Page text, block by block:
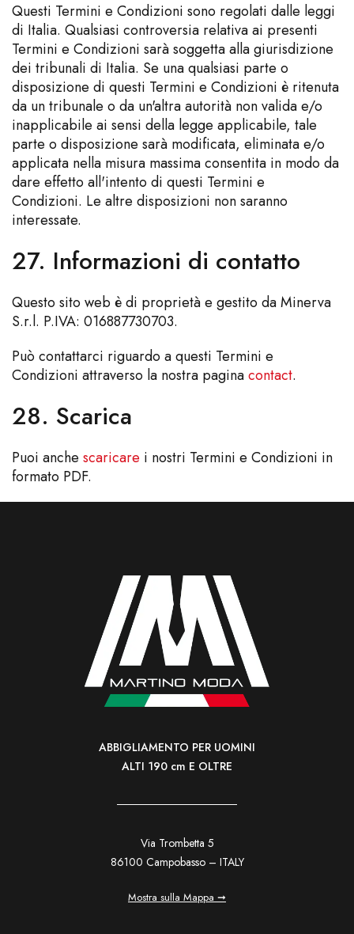
Questi Termini e Condizioni sono regolati dalle leggi
di Italia. Qualsiasi controversia relativa ai presenti
Termini e Condizioni sarà soggetta alla giurisdizione
dei tribunali di Italia. Se una qualsiasi parte o
disposizione di questi Termini e Condizioni è ritenuta
da un tribunale o da un'altra autorità non valida e/o
inapplicabile ai sensi della legge applicabile, tale
parte o disposizione sarà modificata, eliminata e/o
applicata nella misura massima consentita in modo da
dare effetto all'intento di questi Termini e
Condizioni. Le altre disposizioni non saranno
interessate.
27. Informazioni di contatto
Questo sito web è di proprietà e gestito da Minerva
S.r.l. P.IVA: 016887730703.
Può contattarci riguardo a questi Termini e
Condizioni attraverso la nostra paginacontact.
28. Scarica
Puoi anche scaricare i nostri Termini e Condizioni in
formato PDF.
ABBIGLIAMENTO PER UOMINI
ALTI 190 cm E OLTRE
Via Trombetta 5
86100 Campobasso – ITALY
Mostra sulla Mappa ➞